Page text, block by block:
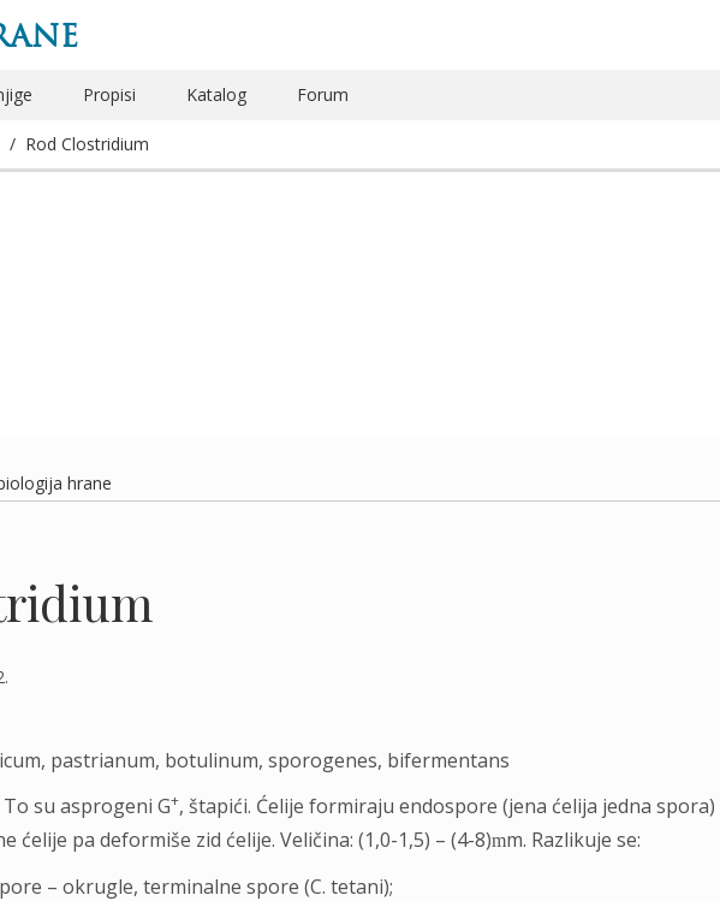
Propisi Katalog Forum
/ Rod Clostridium
hrane
pastrianum, botulinum, sporogenes, bifermentans
To su asprogeni G+, štapići. Ćelije formiraju endospore (jena ćelija jedna spora)
ćelije pa deformiše zid ćelije. Veličina: (1,0-1,5) – (4-8)mm. Razlikuje se:
– okrugle, terminalne spore (C. tetani);